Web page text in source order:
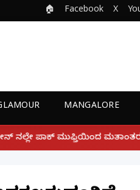
🏠 Facebook X
MANGALORE
ಜೈಶ್-ಎ-ಮೊಹಮ್ಮದ್ ಉಗ್ರ